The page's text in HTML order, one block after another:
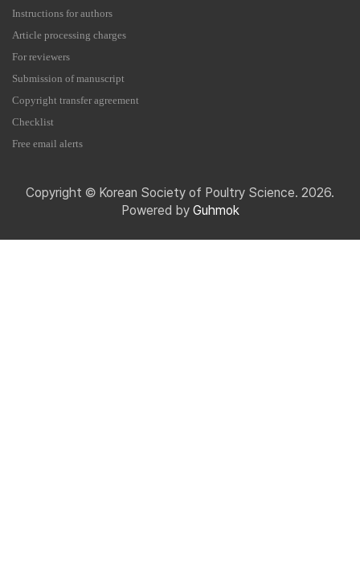
Instructions for authors
Article processing charges
For reviewers
Submission of manuscript
Copyright transfer agreement
Checklist
Free email alerts
Copyright © Korean Society of Poultry Science. 2026.
Powered by Guhmok